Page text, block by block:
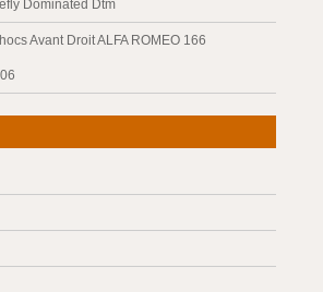
Dominated Dtm
Avant Droit ALFA ROMEO 166